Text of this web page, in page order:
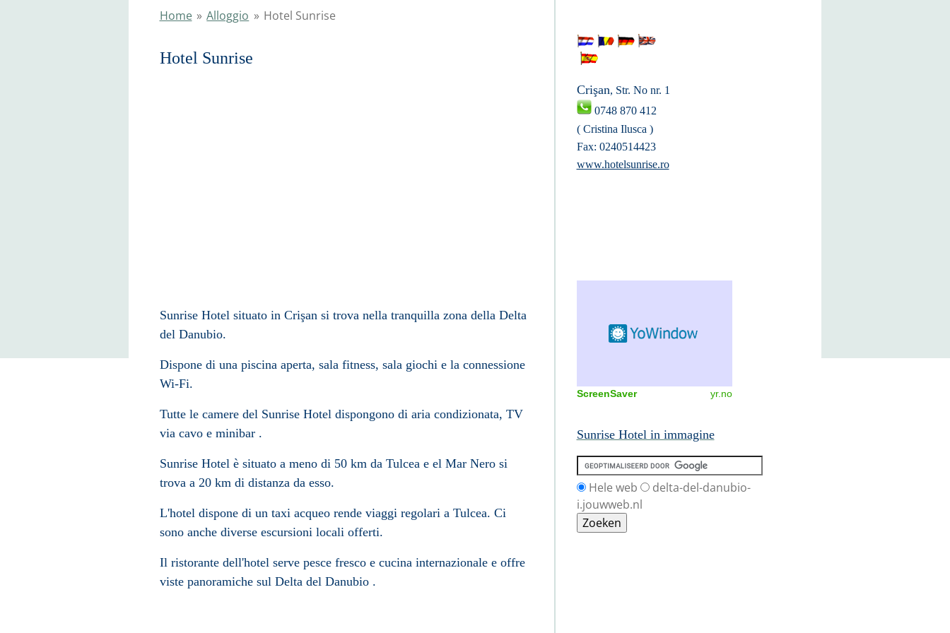
Home » Alloggio » Hotel Sunrise
Hotel Sunrise
Sunrise Hotel situato in Crişan si trova nella tranquilla zona della Delta
del Danubio.
Dispone di una piscina aperta, sala fitness, sala giochi e la connessione
Wi-Fi.
Tutte le camere del Sunrise Hotel dispongono di aria condizionata, TV
via cavo e minibar .
Sunrise Hotel è situato a meno di 50 km da Tulcea e el Mar Nero si
trova a 20 km di distanza da esso.
L'hotel dispone di un taxi acqueo rende viaggi regolari a Tulcea. Ci
sono anche diverse escursioni locali offerti.
Il ristorante dell'hotel serve pesce fresco e cucina internazionale e offre
viste panoramiche sul Delta del Danubio .
Crişan, Str. No nr. 1
0748 870 412
( Cristina Ilusca )
Fax: 0240514423
www.hotelsunrise.ro
ScreenSaver yr.no
Sunrise Hotel in immagine
Hele web
delta-del-danubio-
i.jouwweb.nl